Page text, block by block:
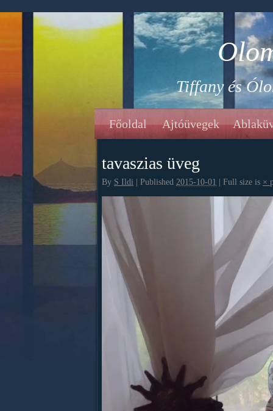
Tiffany és
Főoldal Ajtóüvegek
tavaszias üveg
By S Ildi | Published 2015-10-01 | Full size is ×